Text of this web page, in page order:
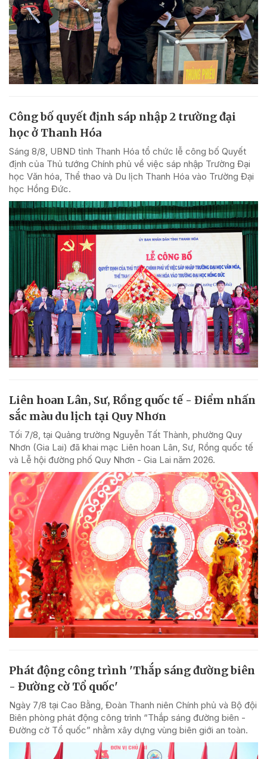
Công bố quyết định sáp nhập 2 trường đại
học ở Thanh Hóa
Sáng 8/8, UBND tỉnh Thanh Hóa tổ chức lễ công bố Quyết
định của Thủ tướng Chính phủ về việc sáp nhập Trường Đại
học Văn hóa, Thể thao và Du lịch Thanh Hóa vào Trường Đại
học Hồng Đức.
Liên hoan Lân, Sư, Rồng quốc tế - Điểm nhấn
sắc màu du lịch tại Quy Nhơn
Tối 7/8, tại Quảng trường Nguyễn Tất Thành, phường Quy
Nhơn (Gia Lai) đã khai mạc Liên hoan Lân, Sư, Rồng quốc tế
và Lễ hội đường phố Quy Nhơn - Gia Lai năm 2026.
Phát động công trình 'Thắp sáng đường biên
- Đường cờ Tổ quốc'
Ngày 7/8 tại Cao Bằng, Đoàn Thanh niên Chính phủ và Bộ đội
Biên phòng phát động công trình “Thắp sáng đường biên -
Đường cờ Tổ quốc” nhằm xây dựng vùng biên giới an toàn.